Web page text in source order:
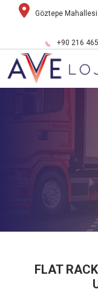
Göztepe
+90 216
FLAT